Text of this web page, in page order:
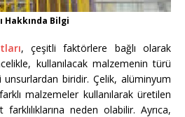
Hakkında Bilgi
, çeşitli faktörlere bağlı olarak
kullanılacak malzemenin türü
biridir. Çelik, alüminyum
malzemeler kullanılarak üretilen
neden olabilir. Ayrıca,